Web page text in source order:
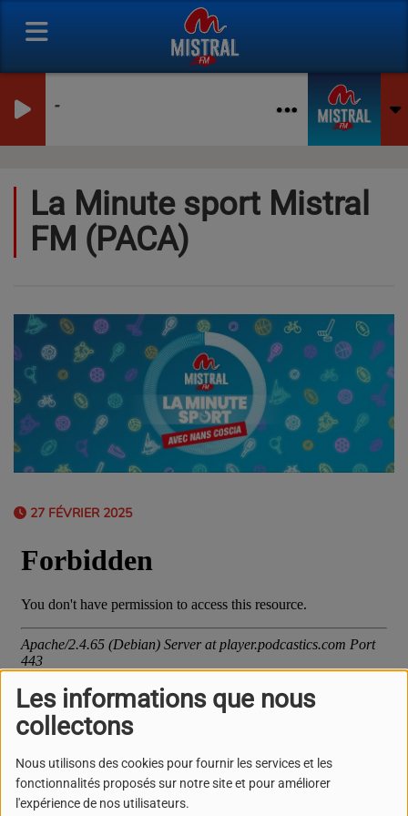
Les informations que nous
collectons
Nous utilisons des cookies pour fournir les services et les
fonctionnalités proposés sur notre site et pour améliorer
l'expérience de nos utilisateurs.
-
La Minute sport Mistral
FM (PACA)
27 FÉVRIER 2025
On déroule ensemble le programme sportif du week-end
dans la région.